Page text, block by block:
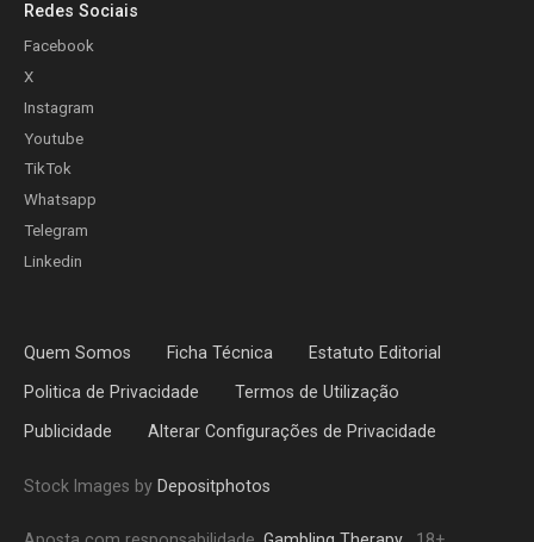
Redes Sociais
Facebook
X
Instagram
Youtube
TikTok
Whatsapp
Telegram
Linkedin
Quem Somos Ficha Técnica Estatuto Editorial
Politica de Privacidade Termos de Utilização
Publicidade Alterar Configurações de Privacidade
Stock Images by Depositphotos